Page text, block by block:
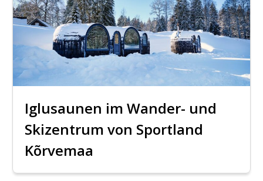
Iglusaunen im Wander- und
Skizentrum von Sportland
Kõrvemaa